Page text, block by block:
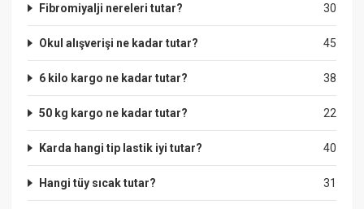
30
Fibromiyalji nereleri tutar?
45
Okul alışverişi ne kadar tutar?
38
6 kilo kargo ne kadar tutar?
22
50 kg kargo ne kadar tutar?
40
Karda hangi tip lastik iyi tutar?
31
Hangi tüy sıcak tutar?